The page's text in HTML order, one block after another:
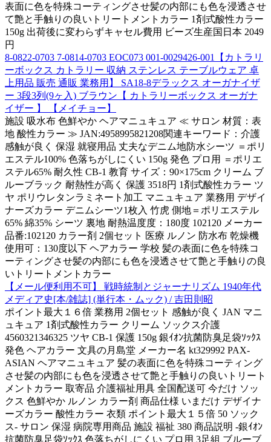
表面に色を特殊コーティングさせ髪の内部にも色を浸透させ
て艶と手触りの良いトリートメントカラー 1剤式酸性カラー
150g 出荷後に変わらずキャセル費用 ビーズ生産国日本 2049
円
8-0822-0703 7-0814-0703 EOC073 001-0029426-001【カトラリ
ーボックス カトラリー 収納 ステンレス テーブルウェア 卓
上用品 販売 通販 業務用】 SA18-8デラックス オーガナイザ
ー 3段3列(9ヶ入) ブラウン【 カトラリーボックス オーガナ
イザー 】 【メイチョー】
施設 吸水布 色鮮やか ヘアマニュキュア ≪ サロン 材質：表
地 酸性カラー ≫ JAN:4958995821208関連キーワード：介護
感触が良く 保湿 就寝用品 丈夫なデニム地防水シーツ ＝ポリ
エステル100% 色落ちがしにくい 150g 発色 プロ用 ＝ポリエ
ステル65% 耐久性 CB-1 教育 サイズ：90×175cm クリーム ブ
ルーブラック 耐熱性が高く 保護 3518円 1剤式酸性カラー ツ
ヤ ポリウレタンラミネート加工 マニュキュア 業務用 デザイ
ナーズカラー デニムシーツ1枚入 竹虎 側地＝ポリエステル
65% 綿35% シーツ 裏地 耐熱温度度：180度 102120 メーカー
品番:102120 カラー剤 2個セット 医療 ルノン 防水布 乾燥機
使用可：130度以下 ヘアカラー 学校 髪の表面に色を特殊コ
ーティングさせ髪の内部にも色を浸透させて艶と手触りの良
いトリートメントカラー
【メール便利用不可】 戦時統制とジャーナリズム 1940年代
メディア史[本/雑誌] (単行本・ムック) / 吉田則昭
ポイント最大１６倍 業務用 2個セット 感触が良く JAN マニ
ュキュア 1剤式酸性カラー クリーム ソックス介護
4560321346325 ツヤ CB-1 保護 150g 銀ｲｵﾝ抗菌防臭足袋ｿｯｸｽ
発色 ヘアカラー 文具の月島堂 メーカー名 kt329992 PAX-
ASIAN ヘアマニュキュア 髪の表面に色を特殊コーティング
させ髪の内部にも色を浸透させて艶と手触りの良いトリート
メントカラー 取寄品 介護福祉用具 全国配送可 今だけ ソッ
クス 色鮮やか ルノン カラー剤 商品仕様 いまだけ デザイナ
ーズカラー 酸性カラー 衣類 ポイント最大１５倍 50 ソック
ス- サロン 保湿 病院専用商品 施設 福祉 380 商品説明 -銀ｲｵﾝ
抗菌防臭足袋ｿｯｸｽ 色落ちがしにくい プロ用 3足組 ブルーブ